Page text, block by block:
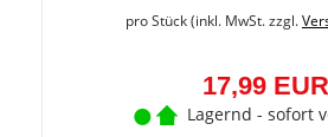
pro Stück (inkl. MwSt. zzgl.
17,99 EUR
Lagernd - sofort